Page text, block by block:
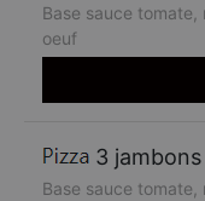
Base sauce tomate,
oeuf
3
Base sauce